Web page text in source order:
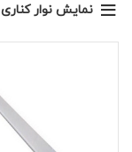
نمایش نوار کناری